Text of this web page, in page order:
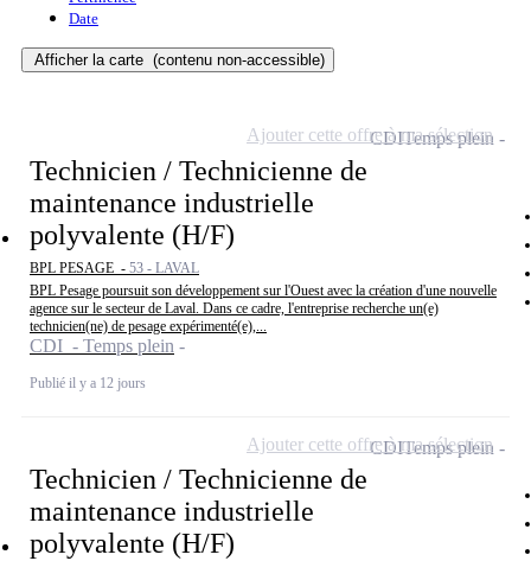
Date
Afficher la carte (contenu non-accessible)
Technicien / Technicienne de
maintenance industrielle
polyvalente (H/F)
BPL PESAGE - 53 - LAVAL
BPL Pesage poursuit son développement sur l'Ouest avec la création d'une nouvelle
agence sur le secteur de Laval. Dans ce cadre, l'entreprise recherche un(e)
technicien(ne) de pesage expérimenté(e),...
CDI - Temps plein
Publié il y a 12 jours
CDITemps plein
Ajouter cette offre à ma sélection
Technicien / Technicienne de
maintenance industrielle
polyvalente (H/F)
CDITemps plein
Ajouter cette offre à ma sélection